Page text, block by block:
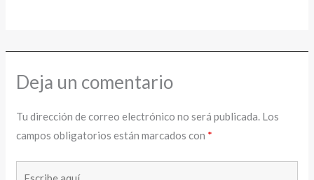
Deja un comentario
Tu dirección de correo electrónico no será publicada. Los
campos obligatorios están marcados con *